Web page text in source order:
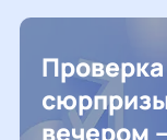
вечером